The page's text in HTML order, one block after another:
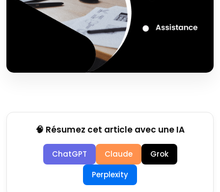
🧠 Résumez cet article avec une IA
ChatGPT Claude
Grok
Perplexity